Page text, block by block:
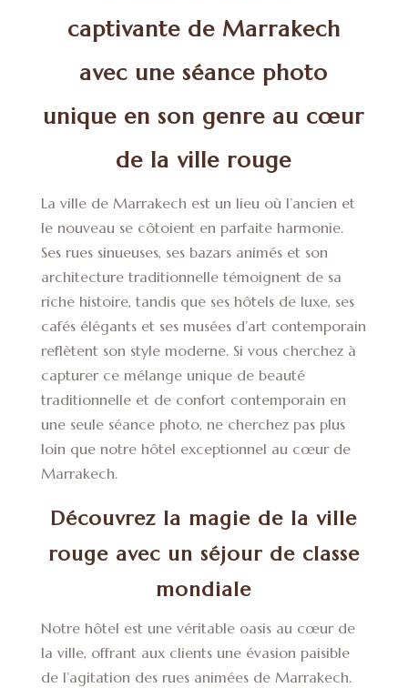
captivante de Marrakech
avec une séance photo
unique en son genre au cœur
de la ville rouge
La ville de Marrakech est un lieu où l’ancien et
le nouveau se côtoient en parfaite harmonie.
Ses rues sinueuses, ses bazars animés et son
architecture traditionnelle témoignent de sa
riche histoire, tandis que ses hôtels de luxe, ses
cafés élégants et ses musées d’art contemporain
reflètent son style moderne. Si vous cherchez à
capturer ce mélange unique de beauté
traditionnelle et de confort contemporain en
une seule séance photo, ne cherchez pas plus
loin que notre hôtel exceptionnel au cœur de
Marrakech.
Découvrez la magie de la ville
rouge avec un séjour de classe
mondiale
Notre hôtel est une véritable oasis au cœur de
la ville, offrant aux clients une évasion paisible
de l’agitation des rues animées de Marrakech.